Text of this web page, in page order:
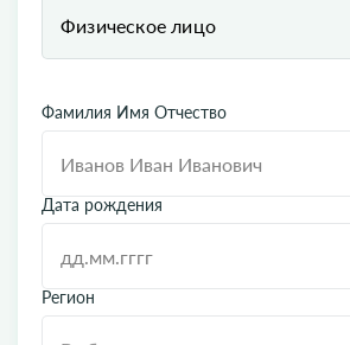
Физическое лицо
Фамилия Имя Отчество
Дата рождения
Регион